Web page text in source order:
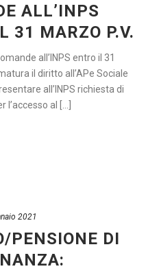
ALL’INPS
31 MARZO P.V.
all’INPS entro il 31
il diritto all’APe Sociale
all’INPS richiesta di
al [...]
2021
PENSIONE DI